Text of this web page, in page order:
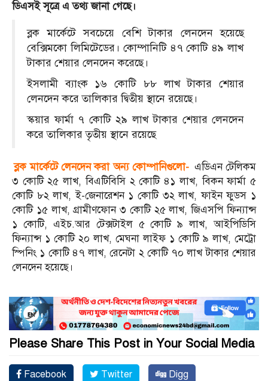
ডিএসই সূত্রে এ তথ্য জানা গেছে।
ব্লক মার্কেটে সবচেয়ে বেশি টাকার লেনদেন হয়েছে
বেক্সিমকো লিমিটেডের। কোম্পানিটি ৪৭ কোটি ৪৯ লাখ
টাকার শেয়ার লেনদেন করেছে।
ইসলামী ব্যাংক ১৬ কোটি ৮৮ লাখ টাকার শেয়ার
লেনদেন করে তালিকার দ্বিতীয় স্থানে রয়েছে।
স্কয়ার ফার্মা ৭ কোটি ২৯ লাখ টাকার শেয়ার লেনদেন
করে তালিকার তৃতীয় স্থানে রয়েছে
ব্লক মার্কেটে লেনদেন করা অন্য কোম্পানিগুলো- এডিএন টেলিকম
৩ কোটি ২৫ লাখ, বিএটিবিসি ২ কোটি ৪১ লাখ, বিকন ফার্মা ৫
কোটি ৮২ লাখ, ই-জেনারেশন ১ কোটি ৩২ লাখ, ফাইন ফুডস ১
কোটি ১৫ লাখ, গ্রামীণফোন ৩ কোটি ২৫ লাখ, জিএসপি ফিন্যান্স
১ কোটি, এইচ.আর টেক্সটাইল ৫ কোটি ৯ লাখ, আইপিডিসি
ফিন্যান্স ১ কোটি ২০ লাখ, মেঘনা লাইফ ১ কোটি ৯ লাখ, মেট্রো
স্পিনিং ১ কোটি ৪৭ লাখ, রেনেটা ২ কোটি ৭০ লাখ টাকার শেয়ার
লেনদেন হয়েছে।
Please Share This Post in Your Social Media
Facebook Twitter Digg